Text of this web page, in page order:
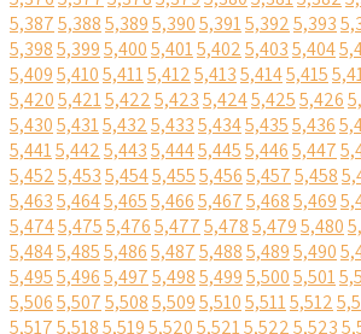
5,3875,3885,3895,3905,3915,3925,393
5,3985,3995,4005,4015,4025,4035,404
5,4095,4105,4115,4125,4135,4145,415
5,4205,4215,4225,4235,4245,4255,426
5,4305,4315,4325,4335,4345,4355,436
5,4415,4425,4435,4445,4455,4465,447
5,4525,4535,4545,4555,4565,4575,458
5,4635,4645,4655,4665,4675,4685,469
5,4745,4755,4765,4775,4785,4795,480
5,4845,4855,4865,4875,4885,4895,490
5,4955,4965,4975,4985,4995,5005,501
5,5065,5075,5085,5095,5105,5115,512
5,5175,5185,5195,5205,5215,5225,523